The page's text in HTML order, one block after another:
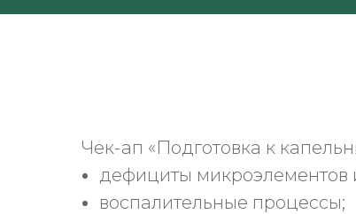
Чек-ап «Подготовка к
дефициты микроэлементов
воспалительные процессы;